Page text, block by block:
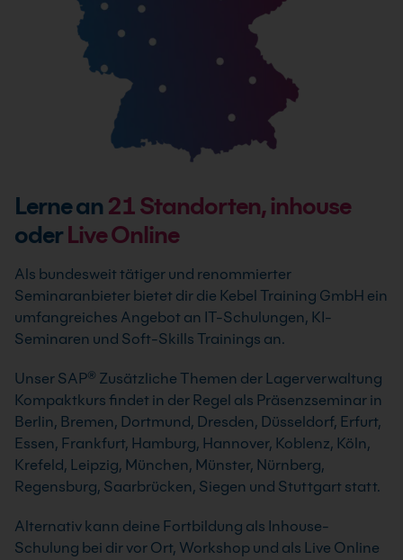
Lerne an 21Standorten, inhouse
oderLive Online
Als bundesweit tätiger und renommierter
Seminaranbieter bietet dir die Kebel Training GmbH ein
umfangreiches Angebot an IT-Schulungen, KI-
Seminaren und Soft-Skills Trainings an.
Unser SAP® Zusätzliche Themen der Lagerverwaltung
Kompaktkurs findet in der Regel als Präsenzseminar in
Berlin, Bremen, Dortmund, Dresden, Düsseldorf, Erfurt,
Essen, Frankfurt, Hamburg, Hannover, Koblenz, Köln,
Krefeld, Leipzig, München, Münster, Nürnberg,
Regensburg, Saarbrücken, Siegen und Stuttgart statt.
Alternativ kann deine Fortbildung als Inhouse-
Schulung bei dir vor Ort, Workshop und als Live Online